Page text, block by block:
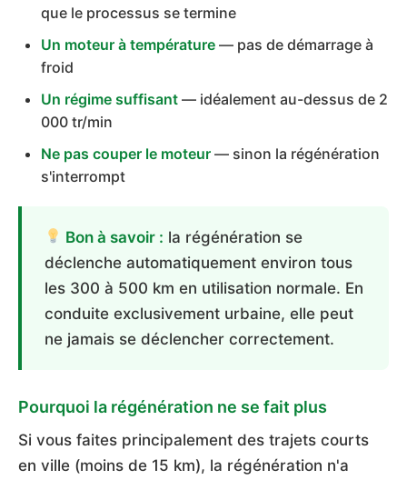
que le processus se termine
Un moteur à température — pas de démarrage à
froid
Un régime suffisant — idéalement au-dessus de 2
000 tr/min
Ne pas couper le moteur — sinon la régénération
s'interrompt
Bon à savoir : la régénération se
déclenche automatiquement environ tous
les 300 à 500 km en utilisation normale. En
conduite exclusivement urbaine, elle peut
ne jamais se déclencher correctement.
Pourquoi la régénération ne se fait plus
Si vous faites principalement des trajets courts
en ville (moins de 15 km), la régénération n'a